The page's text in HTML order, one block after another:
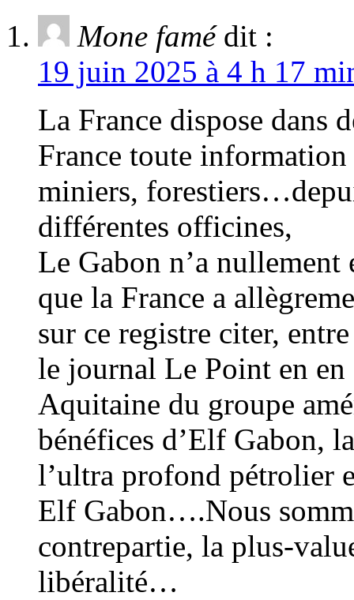
Mone famé dit :
19 juin 2025 à 4 h 17
La France dispose dans
France toute
miniers,
différentes officines,
Le Gabon n’a nullement
que la France a
sur ce registre citer,
le journal Le Point en
Aquitaine du groupe
bénéfices d’Elf Gabon,
l’ultra profond pétrolier
Elf Gabon….Nous
contrepartie, la plus-
libéralité…